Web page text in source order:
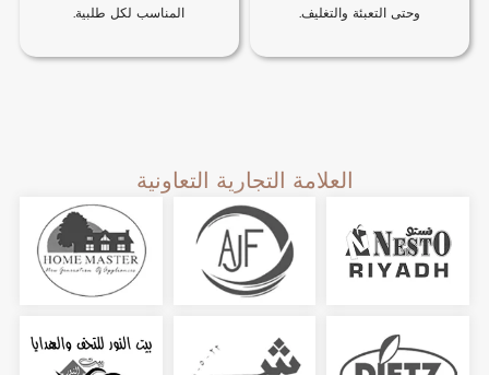
وحتى التعبئة والتغليف. المناسب لكل طلبية.
العلامة التجارية التعاونية